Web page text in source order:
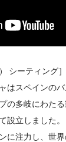
シーティング
はスペインのバ
の多岐にわた
設立しました。
に注力し、世